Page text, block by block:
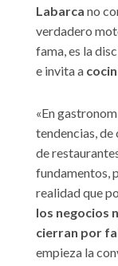
Labarca no
verdadero
fama, es la
e invita a
«En
tendencias, de
de
fundamentos,
realidad que
los negocios
cierran por
empieza la